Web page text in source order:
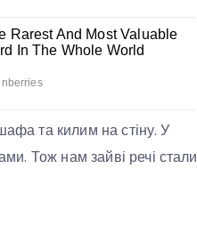
та килим на стіну. У
Тож нам зайві речі стали